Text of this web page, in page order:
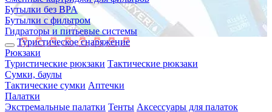
Бутылки без BPA
Бутылки с фильтром
Гидраторы и питьевые системы
Туристическое снаряжение
Рюкзаки
Туристические рюкзаки Тактические рюкзаки
Сумки, баулы
Тактические сумки Аптечки
Палатки
Экстремальные палатки Тенты Аксессуары для палаток